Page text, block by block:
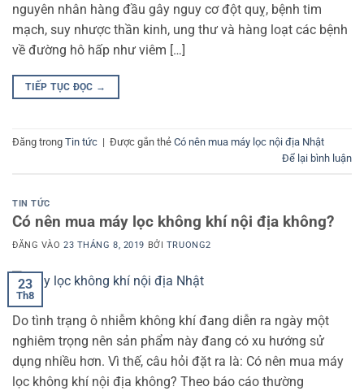
nguyên nhân hàng đầu gây nguy cơ đột quỵ, bệnh tim
mạch, suy nhược thần kinh, ung thư và hàng loạt các bệnh
về đường hô hấp như viêm […]
TIẾP TỤC ĐỌC →
Đăng trong Tin tức | Được gắn thẻ Có nên mua máy lọc nội địa Nhật
Để lại bình luận
TIN TỨC
Có nên mua máy lọc không khí nội địa không?
ĐĂNG VÀO23 THÁNG 8, 2019 BỞI TRUONG2
23
Th8
Do tình trạng ô nhiễm không khí đang diễn ra ngày một
nghiêm trọng nên sản phẩm này đang có xu hướng sử
dụng nhiều hơn. Vì thế, câu hỏi đặt ra là: Có nên mua máy
lọc không khí nội địa không? Theo báo cáo thường